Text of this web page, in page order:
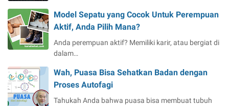
Model Sepatu yang Cocok Untuk Perempuan
Aktif, Anda Pilih Mana?
Anda perempuan aktif? Memiliki karir, atau bergiat di
dalam…
Wah, Puasa Bisa Sehatkan Badan dengan
Proses Autofagi
Tahukah Anda bahwa puasa bisa membuat tubuh